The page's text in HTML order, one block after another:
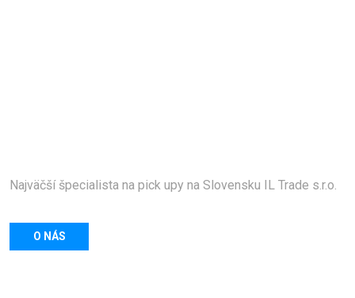
Najväčší špecialista na pick upy na Slovensku IL Trade s.r.o.
O NÁS